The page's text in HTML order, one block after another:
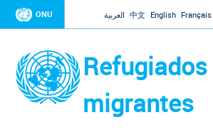
Jump to navigation
ONU العربية 中文 English Français
Refugiados
migrantes